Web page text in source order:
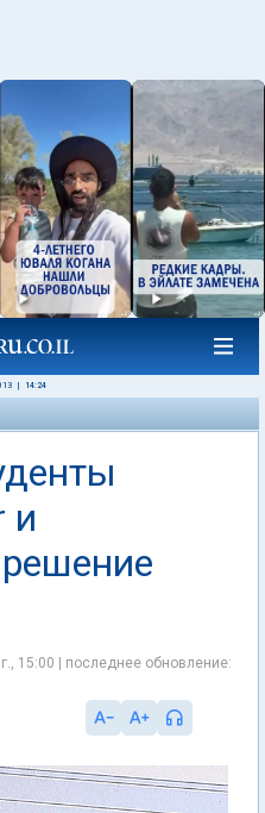
14:24
и
15:00 | последнее обновление: